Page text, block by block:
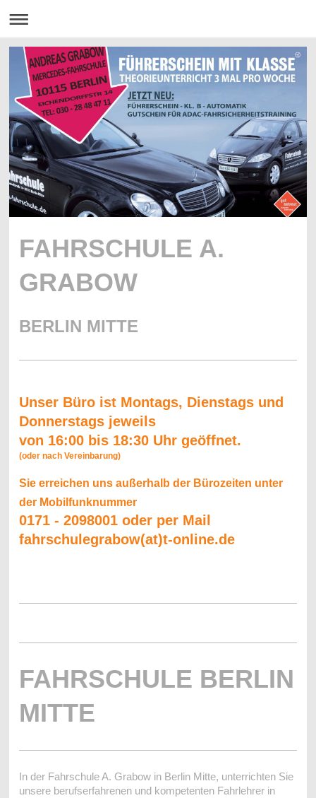
FAHRSCHULE A.
GRABOW
BERLIN MITTE
Unser Büro ist Montags, Dienstags und
Donnerstags jeweils
von 16:00 bis 18:30 Uhr geöffnet.
(oder nach Vereinbarung)
Sie erreichen uns außerhalb der Bürozeiten unter
der Mobilfunknummer
0171 - 2098001 oder per Mail
fahrschulegrabow(at)t-online.de
FAHRSCHULE BERLIN
MITTE
In der Fahrschule A. Grabow in Berlin Mitte, unterrichten Sie
unsere berufserfahrenen und kompetenten Fahrlehrer in